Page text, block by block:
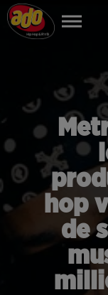
hop
de